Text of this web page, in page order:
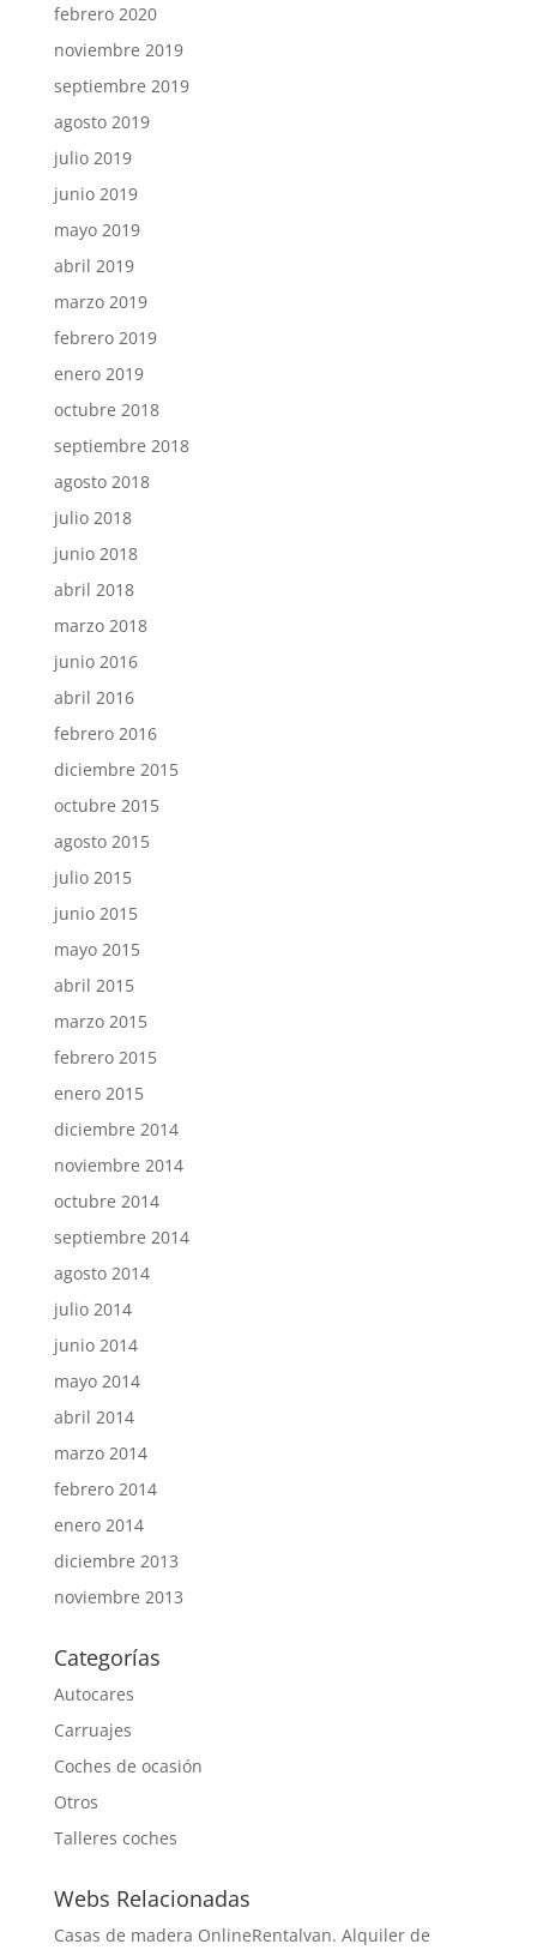
febrero 2020
noviembre 2019
septiembre 2019
agosto 2019
julio 2019
junio 2019
mayo 2019
abril 2019
marzo 2019
febrero 2019
enero 2019
octubre 2018
septiembre 2018
agosto 2018
julio 2018
junio 2018
abril 2018
marzo 2018
junio 2016
abril 2016
febrero 2016
diciembre 2015
octubre 2015
agosto 2015
julio 2015
junio 2015
mayo 2015
abril 2015
marzo 2015
febrero 2015
enero 2015
diciembre 2014
noviembre 2014
octubre 2014
septiembre 2014
agosto 2014
julio 2014
junio 2014
mayo 2014
abril 2014
marzo 2014
febrero 2014
enero 2014
diciembre 2013
noviembre 2013
Categorías
Autocares
Carruajes
Coches de ocasión
Otros
Talleres coches
Webs Relacionadas
Casas de madera OnlineRentalvan. Alquiler de